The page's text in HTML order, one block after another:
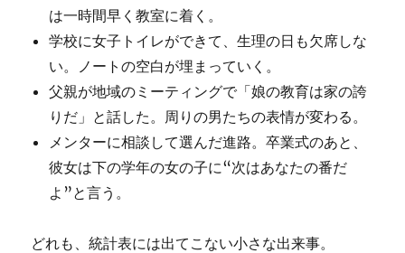
は一時間早く教室に着く。
学校に女子トイレができて、生理の日も欠席しな
い。ノートの空白が埋まっていく。
父親が地域のミーティングで「娘の教育は家の誇
りだ」と話した。周りの男たちの表情が変わる。
メンターに相談して選んだ進路。卒業式のあと、
彼女は下の学年の女の子に“次はあなたの番だ
よ”と言う。
どれも、統計表には出てこない小さな出来事。